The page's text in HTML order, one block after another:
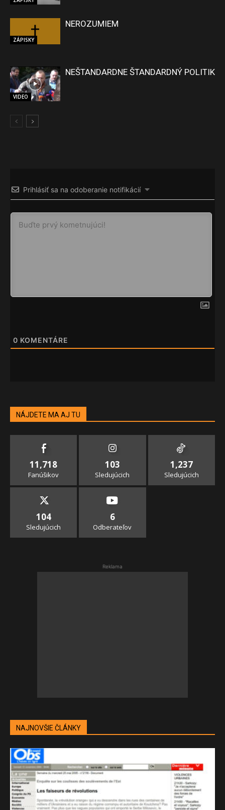
ZÁPISKY
NEROZUMIEM
VIDEO
NEŠTANDARDNE ŠTANDARDNÝ POLITIK
Prihlásiť sa na odoberanie notifikácií
0 KOMENTÁRE
NÁJDETE MA AJ TU
11,718
Fanúšikov
103
Sledujúcich
1,237
Sledujúcich
104
Sledujúcich
6
Odberateľov
Reklama
NAJNOVŠIE ČLÁNKY